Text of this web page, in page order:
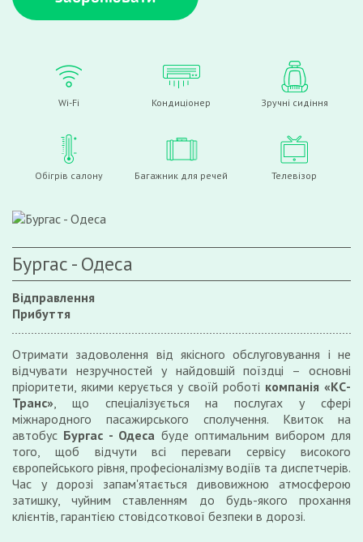
Wi-Fi Кондиціонер Зручні сидіння
Обігрів салону Багажник для речей Телевізор
Бургас - Одеса
Відправлення
Прибуття
Отримати задоволення від якісного обслуговування і не
відчувати незручностей у найдовшій поїздці – основні
пріоритети, якими керується у своїй роботі компанія «КС-
Транс», що спеціалізується на послугах у сфері
міжнародного пасажирського сполучення. Квиток на
автобус Бургас - Одеса буде оптимальним вибором для
того, щоб відчути всі переваги сервісу високого
європейського рівня, професіоналізму водіїв та диспетчерів.
Час у дорозі запам'ятається дивовижною атмосферою
затишку, чуйним ставленням до будь-якого прохання
клієнтів, гарантією стовідсоткової безпеки в дорозі.